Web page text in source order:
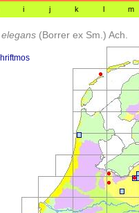
i j k l m
(Borrer ex Sm.) Ach.